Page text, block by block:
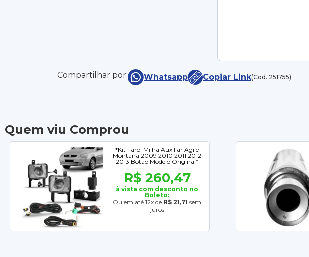
Compartilhar por: Whatsapp Copiar Link(Cod. 251755)
Quem viu Comprou
*Kit Farol Milha Auxiliar Agile
Montana 2009 2010 2011 2012
2013 Botão Modelo Original*
R$ 260,47
à vista com desconto no
Boleto:
Ou em até 12x de R$ 21,71 sem
juros